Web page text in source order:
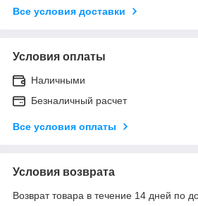
Все условия доставки
Условия оплаты
Наличными
Безналичный расчет
Все условия оплаты
Условия возврата
Возврат товара в течение 14 дней по